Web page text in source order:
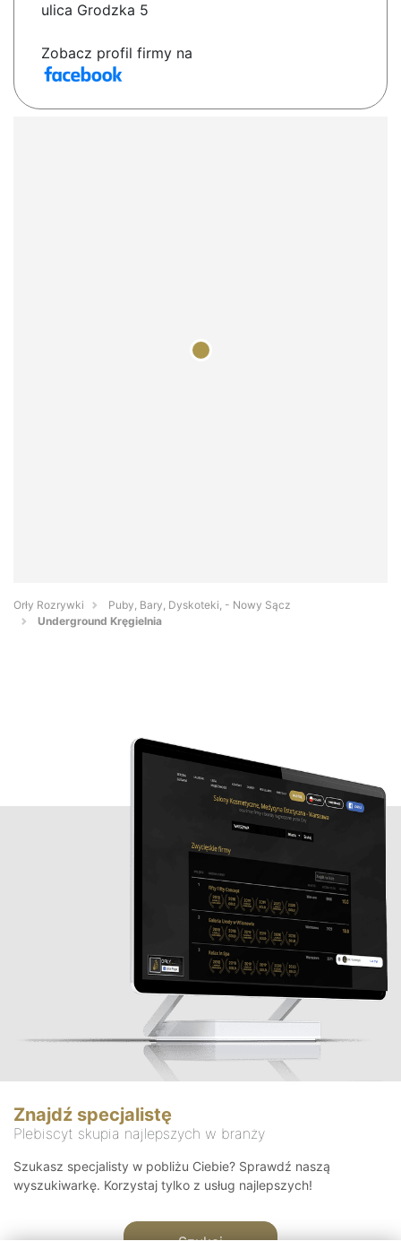
ulica Grodzka 5
Zobacz profil firmy na
Orły Rozrywki
Puby, Bary, Dyskoteki, - Nowy Sącz
Underground Kręgielnia
Znajdź specjalistę
Plebiscyt skupia najlepszych w branży
Szukasz specjalisty w pobliżu Ciebie? Sprawdź naszą
wyszukiwarkę. Korzystaj tylko z usług najlepszych!